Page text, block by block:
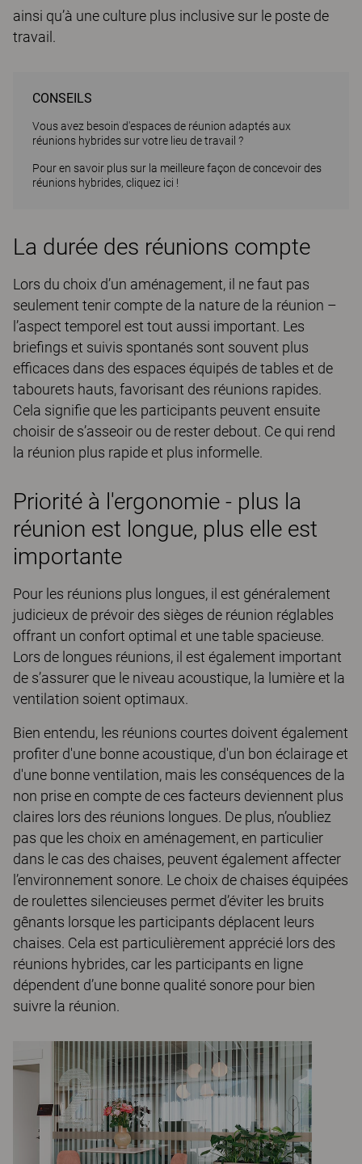
ainsi qu’à une culture plus inclusive sur le poste de
travail.
CONSEILS
Vous avez besoin d'espaces de réunion adaptés aux
réunions hybrides sur votre lieu de travail ?
Pour en savoir plus sur la meilleure façon de concevoir des
réunions hybrides, cliquez ici !
La durée des réunions compte
Lors du choix d’un aménagement, il ne faut pas
seulement tenir compte de la nature de la réunion –
l’aspect temporel est tout aussi important. Les
briefings et suivis spontanés sont souvent plus
efficaces dans des espaces équipés de tables et de
tabourets hauts, favorisant des réunions rapides.
Cela signifie que les participants peuvent ensuite
choisir de s’asseoir ou de rester debout. Ce qui rend
la réunion plus rapide et plus informelle.
Priorité à l'ergonomie - plus la
réunion est longue, plus elle est
importante
Pour les réunions plus longues, il est généralement
judicieux de prévoir des sièges de réunion réglables
offrant un confort optimal et une table spacieuse.
Lors de longues réunions, il est également important
de s’assurer que le niveau acoustique, la lumière et la
ventilation soient optimaux.
Bien entendu, les réunions courtes doivent également
profiter d'une bonne acoustique, d'un bon éclairage et
d'une bonne ventilation, mais les conséquences de la
non prise en compte de ces facteurs deviennent plus
claires lors des réunions longues. De plus, n’oubliez
pas que les choix en aménagement, en particulier
dans le cas des chaises, peuvent également affecter
l’environnement sonore. Le choix de chaises équipées
de roulettes silencieuses permet d’éviter les bruits
gênants lorsque les participants déplacent leurs
chaises. Cela est particulièrement apprécié lors des
réunions hybrides, car les participants en ligne
dépendent d’une bonne qualité sonore pour bien
suivre la réunion.